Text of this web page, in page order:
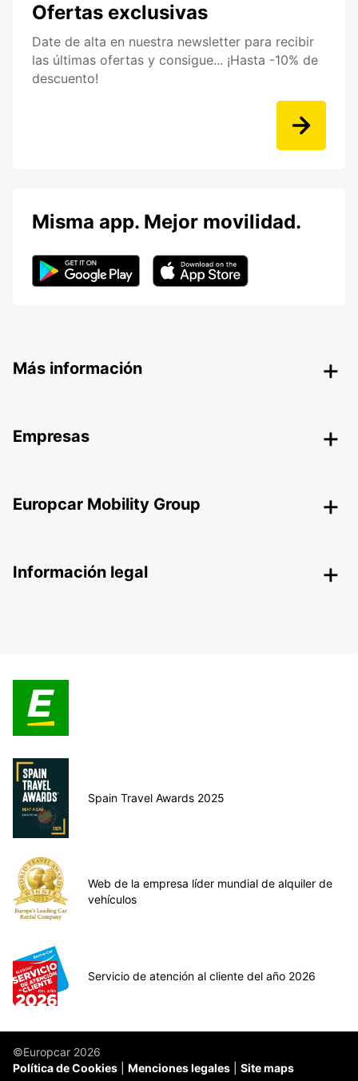
Ofertas exclusivas
Date de alta en nuestra newsletter para recibir
las últimas ofertas y consigue... ¡Hasta -10% de
descuento!
Misma app. Mejor movilidad.
Más información
Empresas
Europcar Mobility Group
Información legal
Spain Travel Awards 2025
Web de la empresa líder mundial de alquiler de
vehículos
Servicio de atención al cliente del año 2026
©Europcar 2026
Política de Cookies
Menciones legales Site maps